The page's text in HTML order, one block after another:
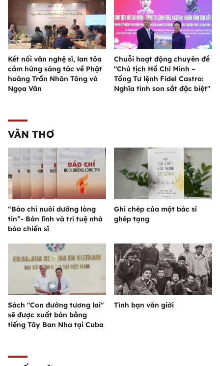
Kết nối văn nghệ sĩ, lan tỏa
cảm hứng sáng tác về Phật
hoàng Trần Nhân Tông và
Ngọa Vân
Chuỗi hoạt động chuyên đề
"Chủ tịch Hồ Chí Minh –
Tổng Tư lệnh Fidel Castro:
Nghĩa tình son sắt đặc biệt"
VĂN THƠ
“Báo chí nuôi dưỡng lòng
tin”- Bản lĩnh và trí tuệ nhà
báo chiến sĩ
Ghi chép của một bác sĩ
ghép tạng
Sách "Con đường tương lai"
sẽ được xuất bản bằng
tiếng Tây Ban Nha tại Cuba
Tình bạn văn giới